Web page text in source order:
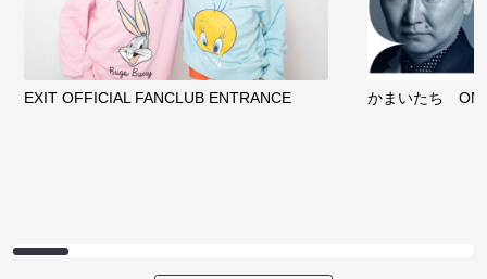
EXIT OFFICIAL FANCLUB ENTRANCE かまいたち